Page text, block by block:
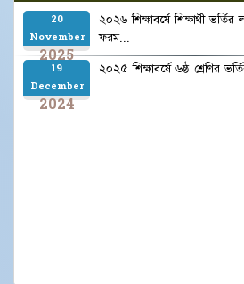
20
November
2025
২০২৬ শিক্ষাবর্ষে শিক্ষার্থী
ফরম...
19
December
2024
২০২৫ শিক্ষাবর্ষে ৬ষ্ঠ শ্রেণির